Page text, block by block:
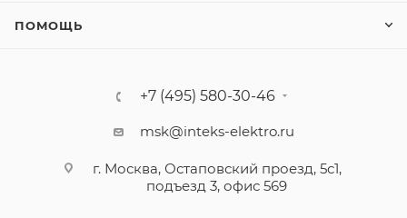
ПОМОЩЬ
+7 (495) 580-30-46
msk@inteks-elektro.ru
г. Москва, Остаповский проезд, 5с1,
подъезд 3, офис 569